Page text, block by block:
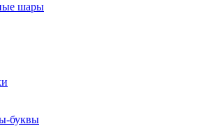
шары
буквы